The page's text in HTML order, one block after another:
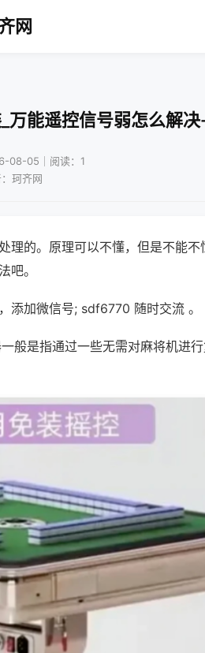
网
万能遥控信号弱怎么解
08-05｜阅读：1
珂齐网
理的。原理可以不懂，但是不能不
吧。
添加微信号; sdf6770 随时交流 。
般是指通过一些无需对麻将机进